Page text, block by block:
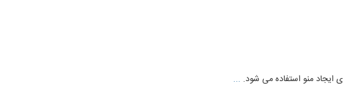
...